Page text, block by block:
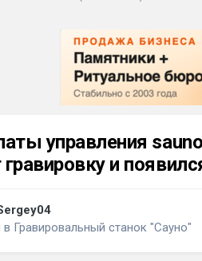
управления
и
в Гравировальный станок "Сауно"